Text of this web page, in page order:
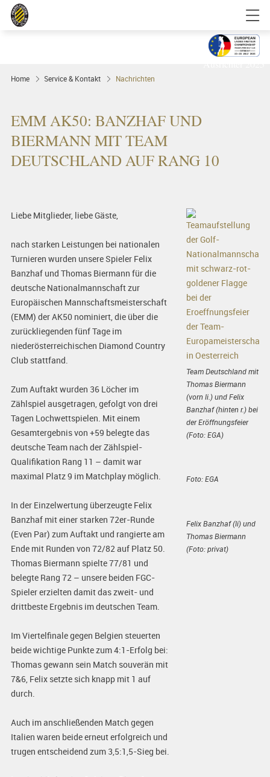
Home Service & Kontakt Nachrichten
EMM AK50: BANZHAF UND
BIERMANN MIT TEAM
DEUTSCHLAND AUF RANG 10
Liebe Mitglieder, liebe Gäste,
nach starken Leistungen bei nationalen
Turnieren wurden unsere Spieler Felix
Banzhaf und Thomas Biermann für die
deutsche Nationalmannschaft zur
Europäischen Mannschaftsmeisterschaft
(EMM) der AK50 nominiert, die über die
zurückliegenden fünf Tage im
niederösterreichischen Diamond Country
Club stattfand.
Zum Auftakt wurden 36 Löcher im
Zählspiel ausgetragen, gefolgt von drei
Tagen Lochwettspielen. Mit einem
Gesamtergebnis von +59 belegte das
deutsche Team nach der Zählspiel-
Qualifikation Rang 11 – damit war
maximal Platz 9 im Matchplay möglich.
In der Einzelwertung überzeugte Felix
Banzhaf mit einer starken 72er-Runde
(Even Par) zum Auftakt und rangierte am
Ende mit Runden von 72/82 auf Platz 50.
Thomas Biermann spielte 77/81 und
belegte Rang 72 – unsere beiden FGC-
Spieler erzielten damit das zweit- und
drittbeste Ergebnis im deutschen Team.
Im Viertelfinale gegen Belgien steuerten
beide wichtige Punkte zum 4:1-Erfolg bei:
Thomas gewann sein Match souverän mit
7&6, Felix setzte sich knapp mit 1 auf
durch.
Auch im anschließenden Match gegen
Italien waren beide erneut erfolgreich und
trugen entscheidend zum 3,5:1,5-Sieg bei.
Team Deutschland mit
Thomas Biermann
(vorn li.) und Felix
Banzhaf (hinten r.) bei
der Eröffnungsfeier
(Foto: EGA)
Foto: EGA
Felix Banzhaf (li) und
Thomas Biermann
(Foto: privat)